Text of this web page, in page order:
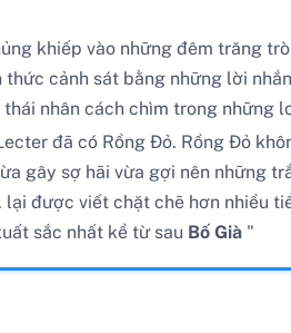
khiếp vào những đêm trăng
cảnh sát bằng những lời
nhân cách chìm trong những
đã có Rồng Đỏ. Rồng Đỏ
gây sợ hãi vừa gợi nên những
lại được viết chặt chẽ hơn nhiều
sắc nhất kể từ sau Bố Già"